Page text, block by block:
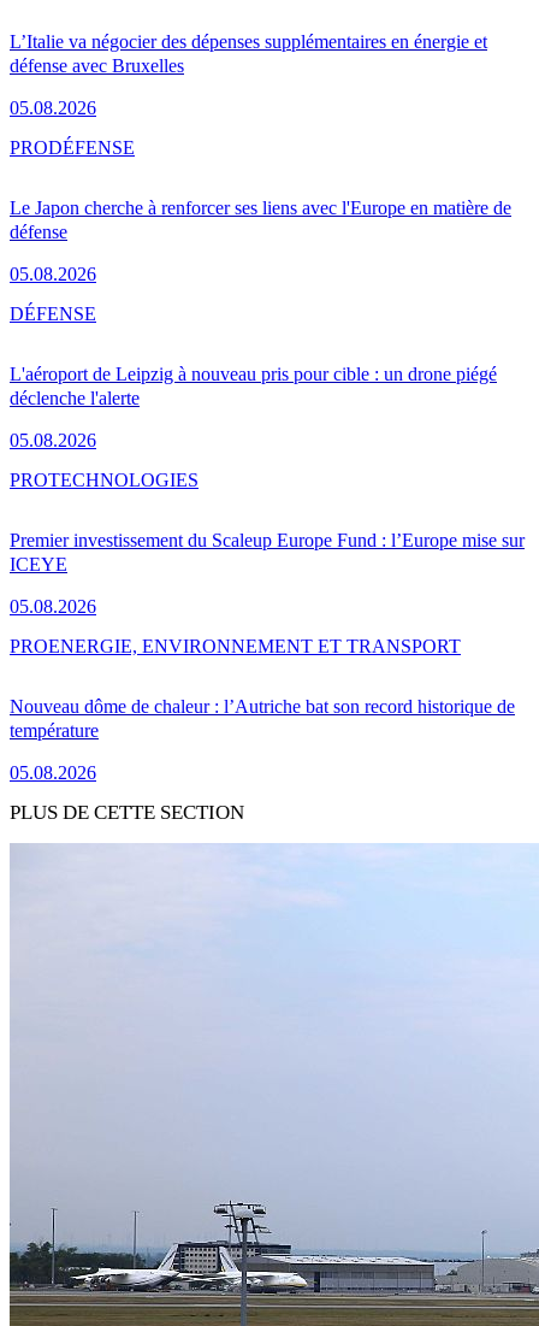
L’Italie va négocier des dépenses supplémentaires en énergie et
défense avec Bruxelles
05.08.2026
Le Japon cherche à renforcer ses liens avec l'Europe en matière de
défense
05.08.2026
PRODÉFENSE
L'aéroport de Leipzig à nouveau pris pour cible : un drone piégé
déclenche l'alerte
05.08.2026
DÉFENSE
Premier investissement du Scaleup Europe Fund : l’Europe mise sur
ICEYE
05.08.2026
PROTECHNOLOGIES
Nouveau dôme de chaleur : l’Autriche bat son record historique de
température
05.08.2026
PROENERGIE, ENVIRONNEMENT ET TRANSPORT
PLUS DE CETTE SECTION